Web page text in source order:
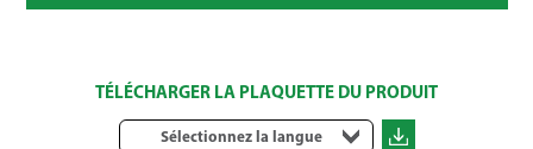
TÉLÉCHARGER LA PLAQUETTE DU PRODUIT
Sélectionnez la langue